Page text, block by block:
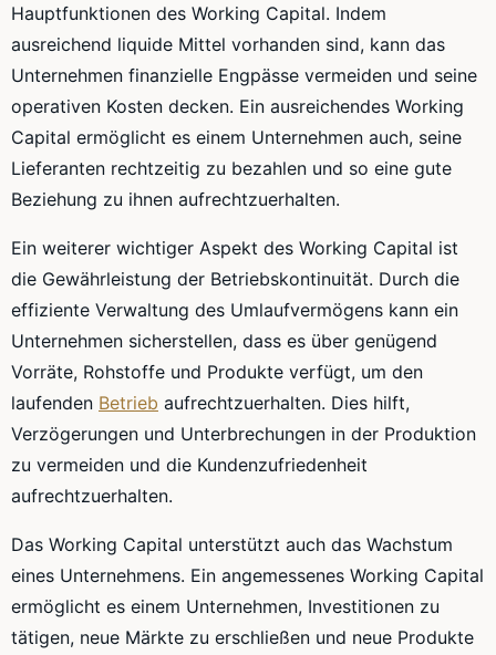
Hauptfunktionen des Working Capital. Indem
ausreichend liquide Mittel vorhanden sind, kann das
Unternehmen finanzielle Engpässe vermeiden und seine
operativen Kosten decken. Ein ausreichendes Working
Capital ermöglicht es einem Unternehmen auch, seine
Lieferanten rechtzeitig zu bezahlen und so eine gute
Beziehung zu ihnen aufrechtzuerhalten.
Ein weiterer wichtiger Aspekt des Working Capital ist
die Gewährleistung der Betriebskontinuität. Durch die
effiziente Verwaltung des Umlaufvermögens kann ein
Unternehmen sicherstellen, dass es über genügend
Vorräte, Rohstoffe und Produkte verfügt, um den
laufenden Betrieb aufrechtzuerhalten. Dies hilft,
Verzögerungen und Unterbrechungen in der Produktion
zu vermeiden und die Kundenzufriedenheit
aufrechtzuerhalten.
Das Working Capital unterstützt auch das Wachstum
eines Unternehmens. Ein angemessenes Working Capital
ermöglicht es einem Unternehmen, Investitionen zu
tätigen, neue Märkte zu erschließen und neue Produkte